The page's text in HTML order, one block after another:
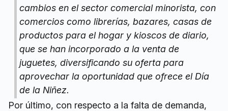
cambios en el sector comercial minorista, con
comercios como librerías, bazares, casas de
productos para el hogar y kioscos de diario,
que se han incorporado a la venta de
juguetes, diversificando su oferta para
aprovechar la oportunidad que ofrece el Día
de la Niñez.
Por último, con respecto a la falta de demanda,